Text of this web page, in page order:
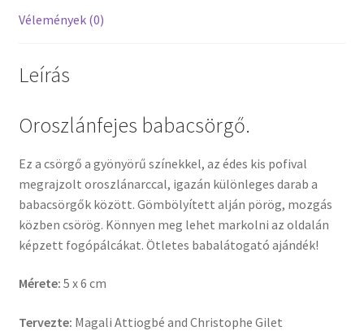
Vélemények (0)
Leírás
Oroszlánfejes babacsörgő.
Ez a csörgő a gyönyörű színekkel, az édes kis pofival
megrajzolt oroszlánarccal, igazán különleges darab a
babacsörgők között. Gömbölyített alján pörög, mozgás
közben csörög. Könnyen meg lehet markolni az oldalán
képzett fogópálcákat. Ötletes babalátogató ajándék!
Mérete: 5 x 6 cm
Tervezte: Magali Attiogbé and Christophe Gilet